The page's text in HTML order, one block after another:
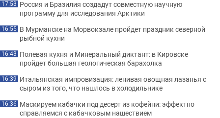
17:53 Россия и Бразилия создадут совместную научную
программу для исследования Арктики
16:55 В Мурманске на Морвокзале пройдет праздник северной
рыбной кухни
16:43 Полевая кухня и Минеральный диктант: в Кировске
пройдет большая геологическая барахолка
16:39 Итальянская импровизация: ленивая овощная лазанья с
сыром из того, что нашлось в холодильнике
16:36 Маскируем кабачки под десерт из кофейни: эффектно
справляемся с кабачковым нашествием